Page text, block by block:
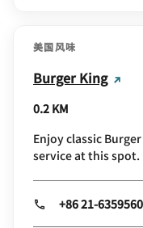
美国风味
Burger King
0.2 KM
Enjoy classic
service at this spot.
+86 21-